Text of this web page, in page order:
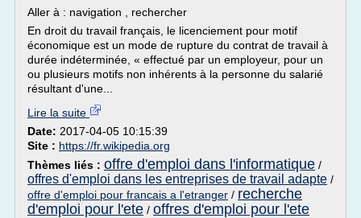
Aller à : navigation , rechercher
En droit du travail français, le licenciement pour motif
économique est un mode de rupture du contrat de travail à
durée indéterminée, « effectué par un employeur, pour un
ou plusieurs motifs non inhérents à la personne du salarié
résultant d'une...
Lire la suite
Date: 2017-04-05 10:15:39
Site : https://fr.wikipedia.org
Thèmes liés : offre d'emploi dans l'informatique /
offres d'emploi dans les entreprises de travail adapte /
offre d'emploi pour francais a l'etranger / recherche
d'emploi pour l'ete / offres d'emploi pour l'ete